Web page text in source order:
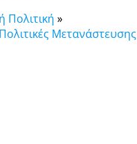
Πολιτική
Μετανάστευσης